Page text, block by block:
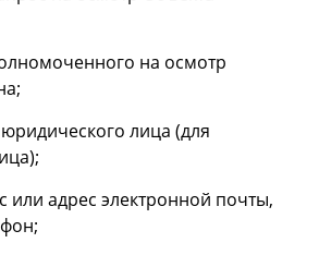
на осмотр
лица (для
или адрес электронной почты,